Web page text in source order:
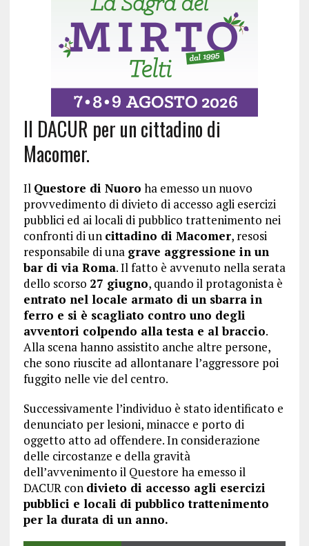
Il DACUR per un cittadino di
Macomer.
Il Questore di Nuoro ha emesso un nuovo
provvedimento di divieto di accesso agli esercizi
pubblici ed ai locali di pubblico trattenimento nei
confronti di un cittadino di Macomer, resosi
responsabile di una grave aggressione in un
bar di via Roma. Il fatto è avvenuto nella serata
dello scorso 27 giugno, quando il protagonista è
entrato nel locale armato di un sbarra in
ferro e si è scagliato contro uno degli
avventori colpendo alla testa e al braccio.
Alla scena hanno assistito anche altre persone,
che sono riuscite ad allontanare l’aggressore poi
fuggito nelle vie del centro.
Successivamente l’individuo è stato identificato e
denunciato per lesioni, minacce e porto di
oggetto atto ad offendere. In considerazione
delle circostanze e della gravità
dell’avvenimento il Questore ha emesso il
DACUR con divieto di accesso agli esercizi
pubblici e locali di pubblico trattenimento
per la durata di un anno.